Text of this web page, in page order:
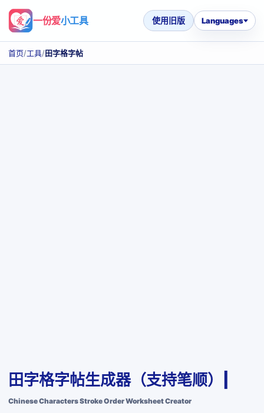
一份爱小工具 使用旧版 Languages
首页/工具/田字格字帖
田字格字帖生成器（支持笔顺）|
Chinese Characters Stroke Order Worksheet Creator